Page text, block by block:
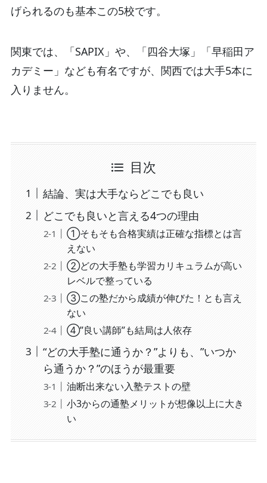
げられるのも基本この5校です。
関東では、「SAPIX」や、「四谷大塚」「早稲田ア
カデミー」なども有名ですが、関西では大手5本に
入りません。
目次
結論、実は大手ならどこでも良い
どこでも良いと言える4つの理由
①そもそも合格実績は正確な指標とは言
えない
②どの大手塾も学習カリキュラムが高い
レベルで整っている
③この塾だから成績が伸びた！とも言え
ない
④”良い講師”も結局は人依存
“どの大手塾に通うか？”よりも、”いつか
ら通うか？”のほうが最重要
油断出来ない入塾テストの壁
小3からの通塾メリットが想像以上に大き
い